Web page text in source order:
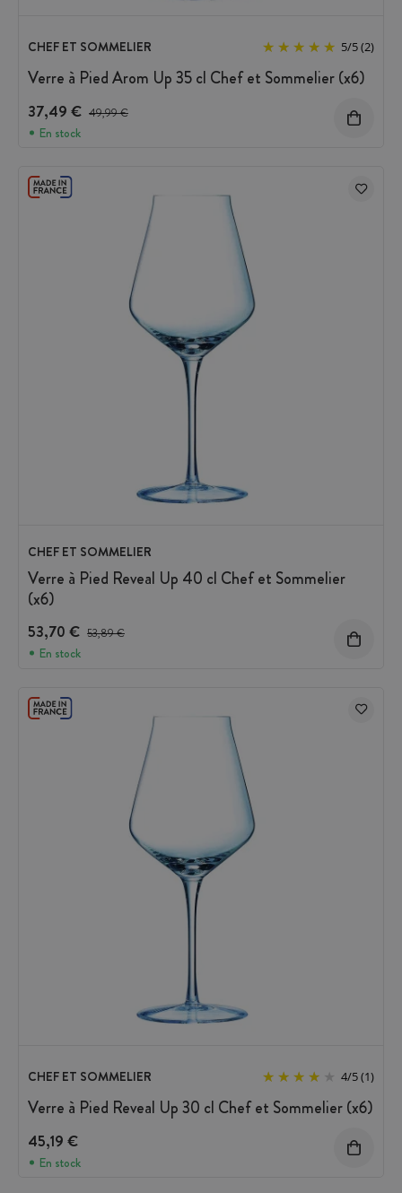
CHEF ET SOMMELIER 5/5(2)
Verre à Pied Arom Up 35 cl Chef et Sommelier (x6)
37,49 € Prix avant réduction :
49,99 €
En stock
CHEF ET SOMMELIER
Verre à Pied Reveal Up 40 cl Chef et Sommelier
(x6)
53,70 € Prix avant réduction :
53,89 €
En stock
CHEF ET SOMMELIER 4/5(1)
Verre à Pied Reveal Up 30 cl Chef et Sommelier (x6)
45,19 €
En stock